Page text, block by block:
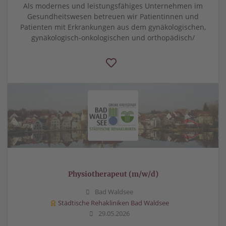
Als modernes und leistungsfähiges Unternehmen im
Gesundheitswesen betreuen wir Patientinnen und
Patienten mit Erkrankungen aus dem gynäkologischen,
gynäkologisch-onkologischen und orthopädisch/
Physiotherapeut (m/w/d)
Bad Waldsee
Städtische Rehakliniken Bad Waldsee
29.05.2026